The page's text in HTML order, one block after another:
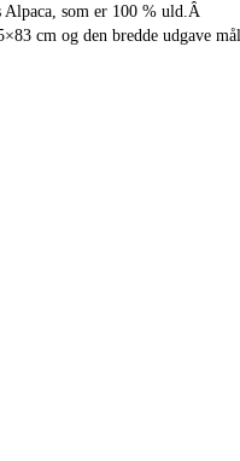
som er 100 % uld.Â
cm og den bredde udgave mål